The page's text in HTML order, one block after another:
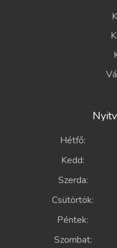
Hétfő:
Kedd:
Szerda:
Csütörtök:
Péntek:
Szombat: